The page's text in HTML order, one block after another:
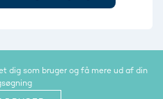
dig som bruger og få mere ud af din